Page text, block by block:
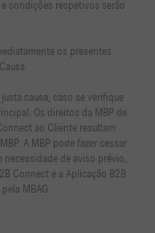
condições respetivos serão
os presentes
causa, caso se verifique
Os direitos da MBP de
ao Cliente resultam
A MBP pode fazer cessar
necessidade de aviso prévio,
Connect e a Aplicação B2B
MBAG.